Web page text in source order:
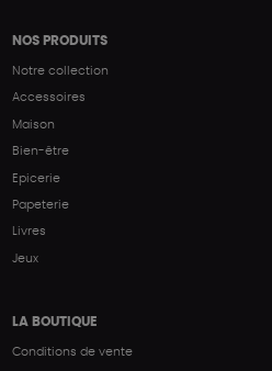
NOS PRODUITS
Notre collection
Accessoires
Maison
Bien-être
Epicerie
Papeterie
Livres
Jeux
LA BOUTIQUE
Conditions de vente